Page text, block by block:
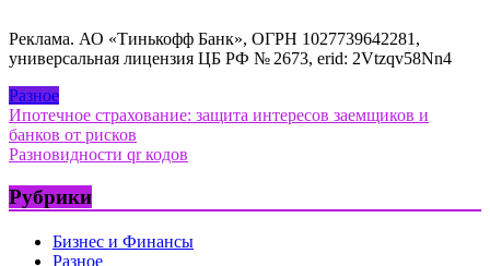
Реклама. АО «Тинькофф Банк», ОГРН 1027739642281,
универсальная лицензия ЦБ РФ № 2673, erid: 2Vtzqv58Nn4
Разное
Навигация
по
записям
Ипотечное страхование: защита интересов заемщиков и
банков от рисков
Разновидности qr кодов
Рубрики
Бизнес и Финансы
Разное